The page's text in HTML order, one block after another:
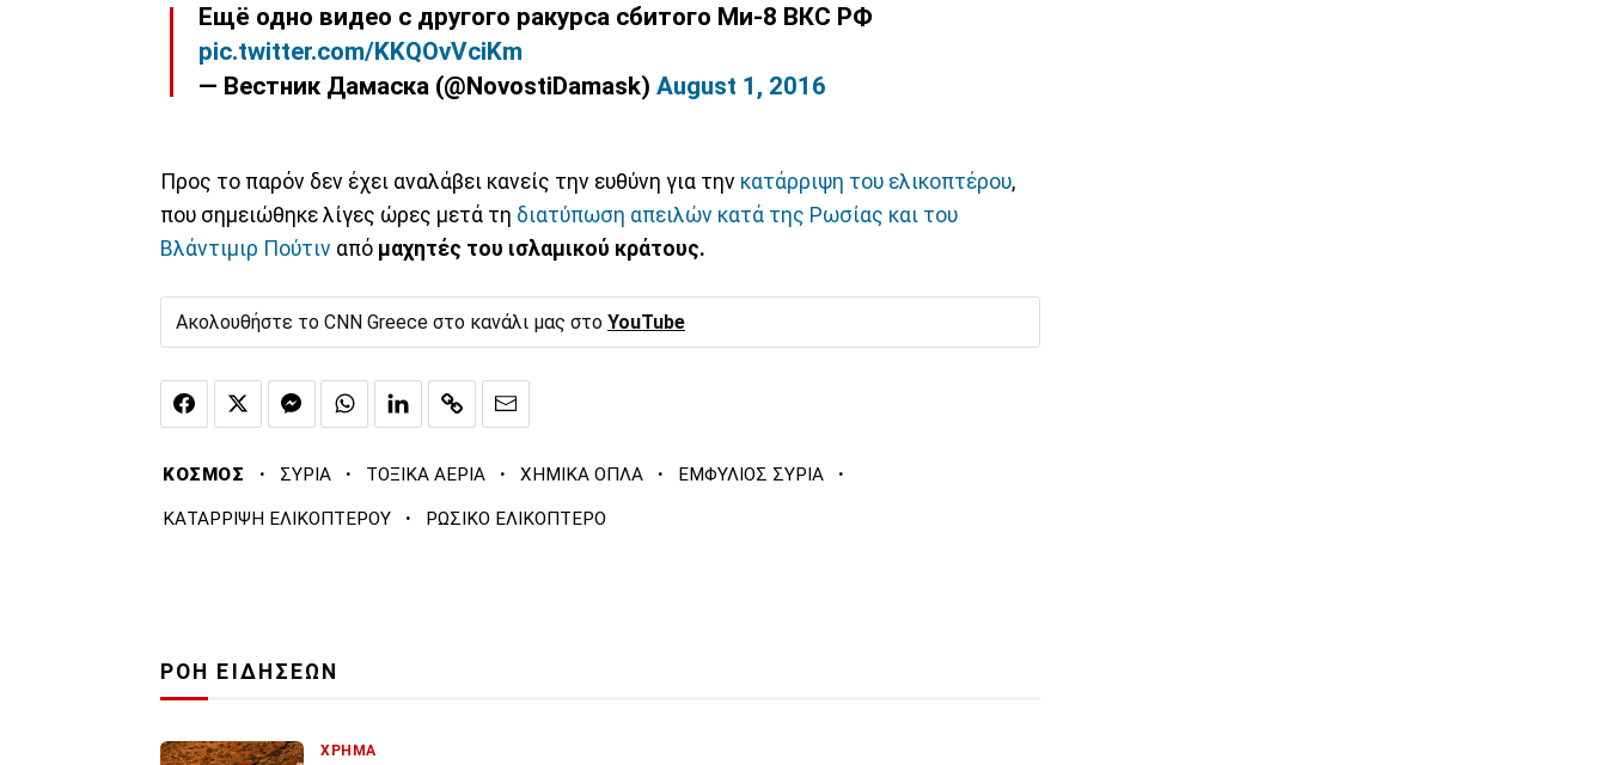
Ещё одно видео с другого ракурса сбитого Ми-8 ВКС РФ
pic.twitter.com/KKQOvVciKm
— Вестник Дамаска (@NovostiDamask) August 1, 2016
Προς το παρόν δεν έχει αναλάβει κανείς την ευθύνη για την κατάρριψη του ελικοπτέρου,
που σημειώθηκε λίγες ώρες μετά τη διατύπωση απειλών κατά της Ρωσίας και του
Βλάντιμιρ Πούτιν από μαχητές του ισλαμικού κράτους.
Ακολουθήστε το CNN Greece στο κανάλι μας στο YouTube
ΚΟΣΜΟΣ · ΣΥΡΙΑ · ΤΟΞΙΚΑ ΑΕΡΙΑ · ΧΗΜΙΚΑ ΟΠΛΑ · ΕΜΦΥΛΙΟΣ ΣΥΡΙΑ ·
ΚΑΤΑΡΡΙΨΗ ΕΛΙΚΟΠΤΕΡΟΥ · ΡΩΣΙΚΟ ΕΛΙΚΟΠΤΕΡΟ
ΡΟΗ ΕΙΔΗΣΕΩΝ
ΧΡΗΜΑ